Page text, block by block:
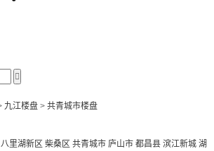

九江楼盘 > 共青城市楼盘
八里湖新区 柴桑区 共青城市 庐山市 都昌县 滨江新城 湖